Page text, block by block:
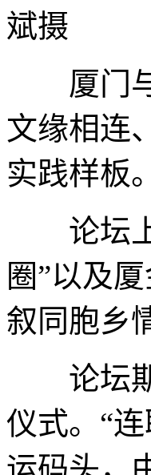
斌摄
厦门与
文缘相连
实践样板。
论坛上
圈”以及
叙同胞乡
论坛期
仪式。“